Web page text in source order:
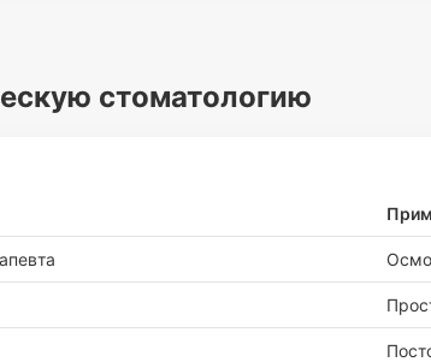
стоматологию